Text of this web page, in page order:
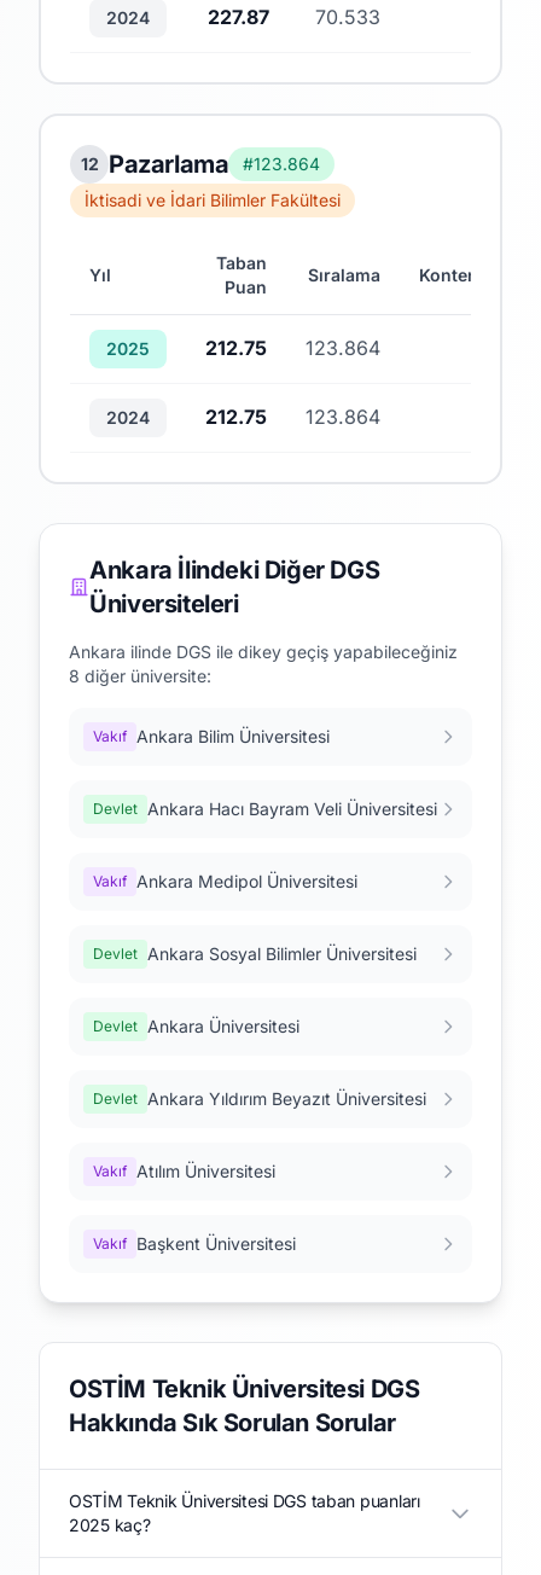
2024 227.87 70.533
12 Pazarlama
#123.864
İktisadi ve İdari Bilimler Fakültesi
Yıl
Taban
Puan
Sıralama Kontenjan
2025 212.75 123.864
2024 212.75 123.864
Ankara İlindeki Diğer DGS
Üniversiteleri
Ankara ilinde DGS ile dikey geçiş yapabileceğiniz
8 diğer üniversite:
Vakıf Ankara Bilim Üniversitesi
Devlet Ankara Hacı Bayram Veli Üniversitesi
Vakıf Ankara Medipol Üniversitesi
Devlet Ankara Sosyal Bilimler Üniversitesi
Devlet Ankara Üniversitesi
Devlet Ankara Yıldırım Beyazıt Üniversitesi
Vakıf Atılım Üniversitesi
Vakıf Başkent Üniversitesi
OSTİM Teknik Üniversitesi DGS
Hakkında Sık Sorulan Sorular
OSTİM Teknik Üniversitesi DGS taban puanları
2025 kaç?